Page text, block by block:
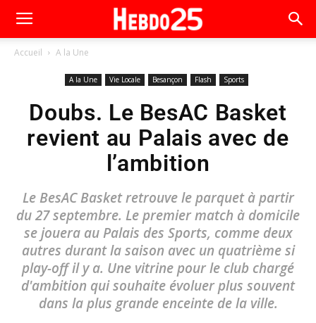
Accueil A la Une
A la Une Vie Locale Besançon Flash Sports
Doubs. Le BesAC Basket
revient au Palais avec de
l’ambition
Le BesAC Basket retrouve le parquet à partir
du 27 septembre. Le premier match à domicile
se jouera au Palais des Sports, comme deux
autres durant la saison avec un quatrième si
play-off il y a. Une vitrine pour le club chargé
d'ambition qui souhaite évoluer plus souvent
dans la plus grande enceinte de la ville.